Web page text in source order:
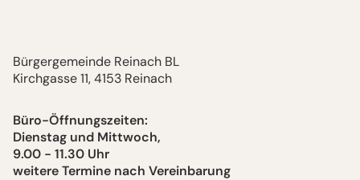
Bürgergemeinde Reinach BL
Kirchgasse 11, 4153 Reinach
Büro-Öffnungszeiten:
Dienstag und Mittwoch,
9.00 - 11.30 Uhr
weitere Termine nach Vereinbarung